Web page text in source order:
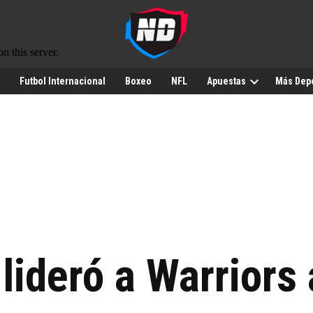
Futbol Internacional Boxeo NFL Apuestas Más
a Warriors